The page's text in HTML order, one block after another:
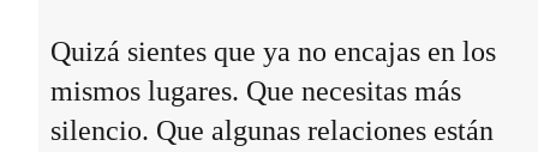
Quizá sientes que ya no encajas en los
mismos lugares. Que necesitas más
silencio. Que algunas relaciones están